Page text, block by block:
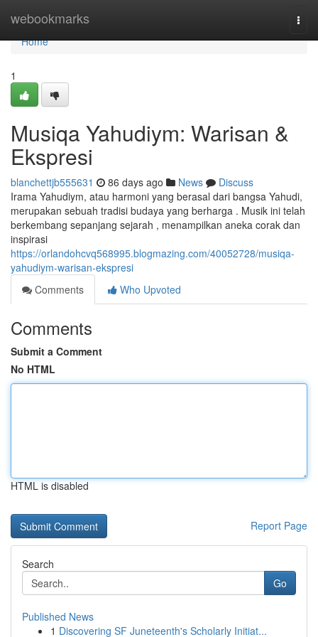
webookmarks
Home
Home
1
Musiqa Yahudiym: Warisan &
Ekspresi
blanchettjb555631 86 days ago News
Discuss
Irama Yahudiym, atau harmoni yang berasal dari bangsa Yahudi,
merupakan sebuah tradisi budaya yang berharga . Musik ini telah
berkembang sepanjang sejarah , menampilkan aneka corak dan
inspirasi
https://orlandohcvq568995.blogmazing.com/40052728/musiqa-
yahudiym-warisan-ekspresi
Comments
Who Upvoted
Comments
Submit a Comment
No HTML
HTML is disabled
Report Page
Search
Go
Published News
1 Discovering SF Juneteenth's Scholarly Initiat...